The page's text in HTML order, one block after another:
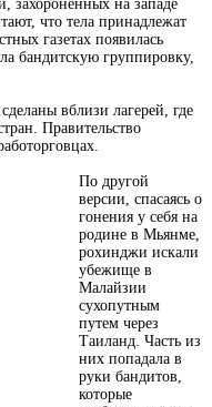
захороненных на западе
что тела принадлежат
газетах появилась
бандитскую группировку,
вблизи лагерей, где
Правительство
По другой
версии, спасаясь о
гонения у себя на
родине в Мьянме,
рохинджи искали
убежище в
Малайзии
сухопутным
путем через
Таиланд. Часть из
них попадала в
руки бандитов,
которые